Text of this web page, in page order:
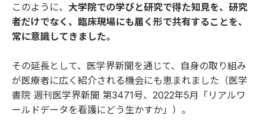
このように、 大学院での学びと研究で得た知見を、研究
者だけでなく、臨床現場にも届く形で共有することを、
常に意識してきました。
その延長として、医学界新聞を通じて、自身の取り組み
が医療者に広く紹介される機会にも恵まれました（医学
書院 週刊医学界新聞 第3471号、2022年5月「リアルワ
ールドデータを看護にどう生かすか」 ）。